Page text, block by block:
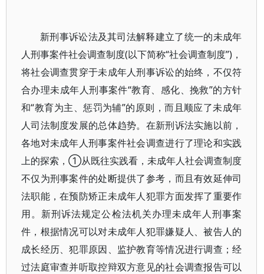
新刑事诉讼法及其司法解释建立了统一的未成年
人刑事案件社会调查制度(以下简称“社会调查制度”)，
将社会调查贯穿于未成年人刑事诉讼的始终，不仅符
合办理未成年人刑事案件“教育、感化、挽救”的方针
和“教育为主、惩罚为辅”的原则，而且顺应了未成年
人司法制度发展的总体趋势。在新刑诉法实施以前，
各地对未成年人刑事案件社会调查进行了理论和实践
上的探索，①从既往实践看，未成年人社会调查制度
不仅为刑事案件的处断提供了参考，而且有效延伸司
法职能，在预防矫正未成年人犯罪方面发挥了重要作
用。新刑诉法规定公检法机关办理未成年人刑事案
件，根据情况可以对未成年人犯罪嫌疑人、被告人的
成长经历、犯罪原因、监护教育等情况进行调查；经
过法庭审查并听取控辩双方意见的社会调查报告可以